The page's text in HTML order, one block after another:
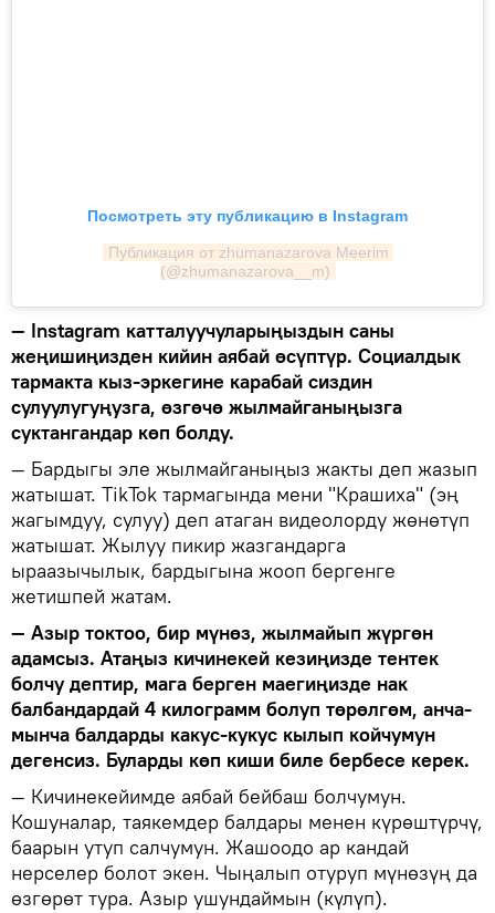
Посмотреть эту публикацию в Instagram
Публикация от zhumanazarova Meerim
(@zhumanazarova__m)
— Instagram катталуучуларыңыздын саны
жеңишиңизден кийин аябай өсүптүр. Социалдык
тармакта кыз-эркегине карабай сиздин
сулуулугуңузга, өзгөчө жылмайганыңызга
суктангандар көп болду.
— Бардыгы эле жылмайганыңыз жакты деп жазып
жатышат. TikTok тармагында мени "Крашиха" (эң
жагымдуу, сулуу) деп атаган видеолорду жөнөтүп
жатышат. Жылуу пикир жазгандарга
ыраазычылык, бардыгына жооп бергенге
жетишпей жатам.
— Азыр токтоо, бир мүнөз, жылмайып жүргөн
адамсыз. Атаңыз кичинекей кезиңизде тентек
болчу дептир, мага берген маегиңизде нак
балбандардай 4 килограмм болуп төрөлгөм, анча-
мынча балдарды какус-кукус кылып койчумун
дегенсиз. Буларды көп киши биле бербесе керек.
— Кичинекейимде аябай бейбаш болчумун.
Кошуналар, таякемдер балдары менен күрөштүрчү,
баарын утуп салчумун. Жашоодо ар кандай
нерселер болот экен. Чыңалып отуруп мүнөзүң да
өзгөрөт тура. Азыр ушундаймын (күлүп).